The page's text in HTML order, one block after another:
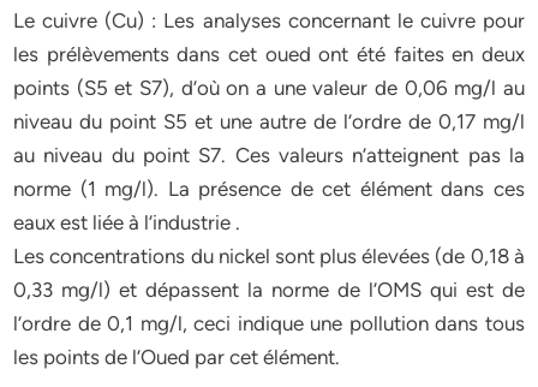
Le cuivre (Cu) : Les analyses concernant le cuivre pour
les prélèvements dans cet oued ont été faites en deux
points (S5 et S7), d’où on a une valeur de 0,06 mg/l au
niveau du point S5 et une autre de l’ordre de 0,17 mg/l
au niveau du point S7. Ces valeurs n’atteignent pas la
norme (1 mg/l). La présence de cet élément dans ces
eaux est liée à l’industrie .
Les concentrations du nickel sont plus élevées (de 0,18 à
0,33 mg/l) et dépassent la norme de l’OMS qui est de
l’ordre de 0,1 mg/l, ceci indique une pollution dans tous
les points de l’Oued par cet élément.